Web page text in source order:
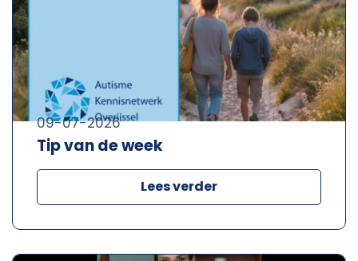
Tip van de week
09-07-2026
Lees verder